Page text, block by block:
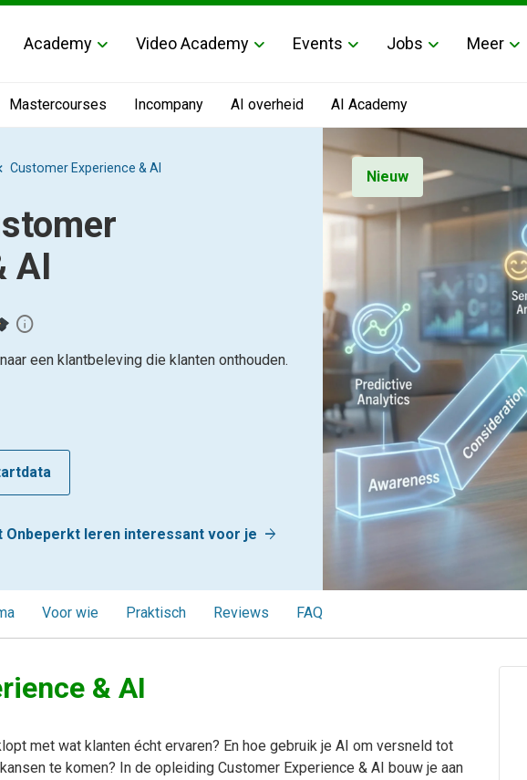
Academy Video Academy Events Jobs Meer
Mastercourses Incompany AI overheid AI Academy
Customer Experience & AI
AI
info
een klantbeleving die klanten onthouden.
Onbeperkt leren interessant voor je arrow_forward
Nieuw
Voor wie Praktisch Reviews FAQ
& AI
met wat klanten écht ervaren? En hoe gebruik je AI om versneld tot
te komen? In de opleiding Customer Experience & AI bouw je aan